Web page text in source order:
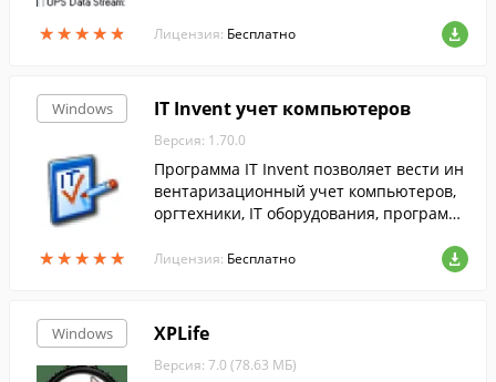
★★★★★
★★★★★
ивающего протокол Megatec.
Лицензия: Бесплатно
Windows
★★★★★
★★★★★
IT Invent учет компьютеров
Версия: 1.70.0
Программа IT Invent позволяет вести ин
вентаризационный учет компьютеров,
оргтехники, IT оборудования, программ
сходных материалов.
Лицензия: Бесплатно
Windows XPLife
Версия: 7.0 (78.63 МБ)